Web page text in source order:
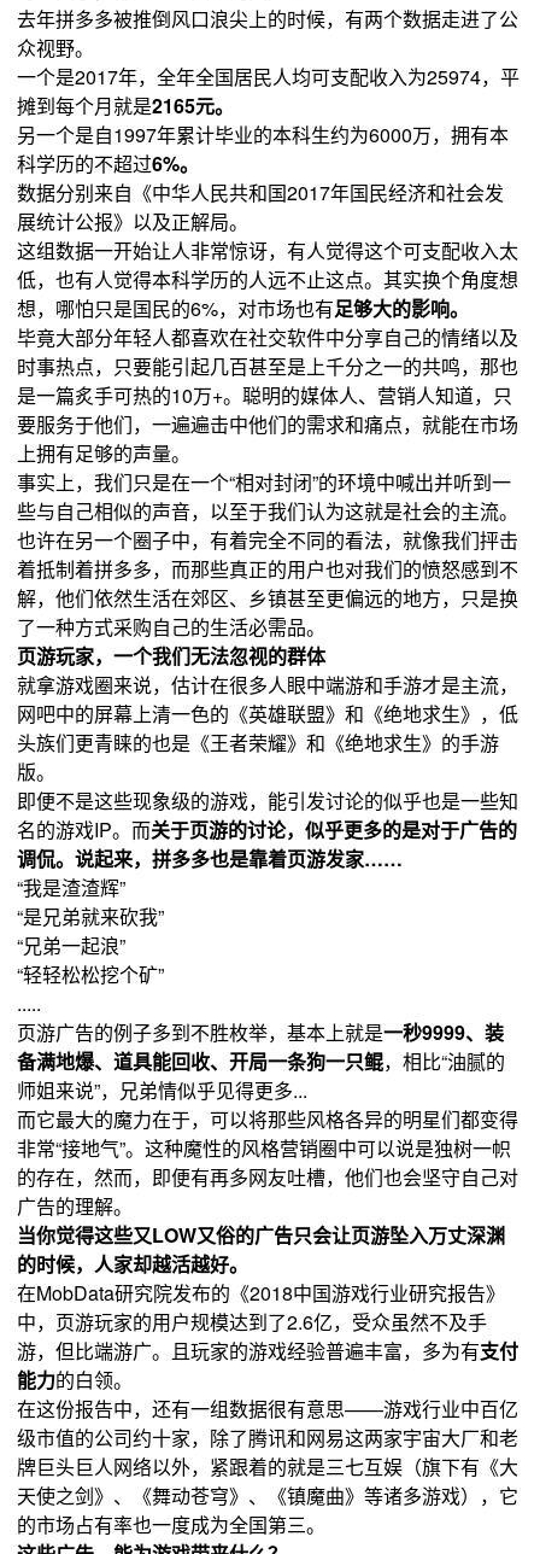
去年拼多多被推倒风口浪尖上的时候，有两个数据走进了公
众视野。
一个是2017年，全年全国居民人均可支配收入为25974，平
摊到每个月就是2165元。
另一个是自1997年累计毕业的本科生约为6000万，拥有本
科学历的不超过6%。
数据分别来自《中华人民共和国2017年国民经济和社会发
展统计公报》以及正解局。
这组数据一开始让人非常惊讶，有人觉得这个可支配收入太
低，也有人觉得本科学历的人远不止这点。其实换个角度想
想，哪怕只是国民的6%，对市场也有足够大的影响。
毕竟大部分年轻人都喜欢在社交软件中分享自己的情绪以及
时事热点，只要能引起几百甚至是上千分之一的共鸣，那也
是一篇炙手可热的10万+。聪明的媒体人、营销人知道，只
要服务于他们，一遍遍击中他们的需求和痛点，就能在市场
上拥有足够的声量。
事实上，我们只是在一个“相对封闭”的环境中喊出并听到一
些与自己相似的声音，以至于我们认为这就是社会的主流。
也许在另一个圈子中，有着完全不同的看法，就像我们抨击
着抵制着拼多多，而那些真正的用户也对我们的愤怒感到不
解，他们依然生活在郊区、乡镇甚至更偏远的地方，只是换
了一种方式采购自己的生活必需品。
页游玩家，一个我们无法忽视的群体
就拿游戏圈来说，估计在很多人眼中端游和手游才是主流，
网吧中的屏幕上清一色的《英雄联盟》和《绝地求生》，低
头族们更青睐的也是《王者荣耀》和《绝地求生》的手游
版。
即便不是这些现象级的游戏，能引发讨论的似乎也是一些知
名的游戏IP。而关于页游的讨论，似乎更多的是对于广告的
调侃。说起来，拼多多也是靠着页游发家……
“我是渣渣辉”
“是兄弟就来砍我”
“兄弟一起浪”
“轻轻松松挖个矿”
.....
页游广告的例子多到不胜枚举，基本上就是一秒9999、装
备满地爆、道具能回收、开局一条狗一只鲲，相比“油腻的
师姐来说”，兄弟情似乎见得更多...
而它最大的魔力在于，可以将那些风格各异的明星们都变得
非常“接地气”。这种魔性的风格营销圈中可以说是独树一帜
的存在，然而，即便有再多网友吐槽，他们也会坚守自己对
广告的理解。
当你觉得这些又LOW又俗的广告只会让页游坠入万丈深渊
的时候，人家却越活越好。
在MobData研究院发布的《2018中国游戏行业研究报告》
中，页游玩家的用户规模达到了2.6亿，受众虽然不及手
游，但比端游广。且玩家的游戏经验普遍丰富，多为有支付
能力的白领。
在这份报告中，还有一组数据很有意思——游戏行业中百亿
级市值的公司约十家，除了腾讯和网易这两家宇宙大厂和老
牌巨头巨人网络以外，紧跟着的就是三七互娱（旗下有《大
天使之剑》、《舞动苍穹》、《镇魔曲》等诸多游戏），它
的市场占有率也一度成为全国第三。